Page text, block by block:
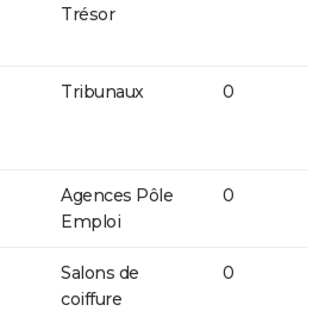
Trésor
Tribunaux 0
Agences Pôle
Emploi
0
Salons de
coiffure
0